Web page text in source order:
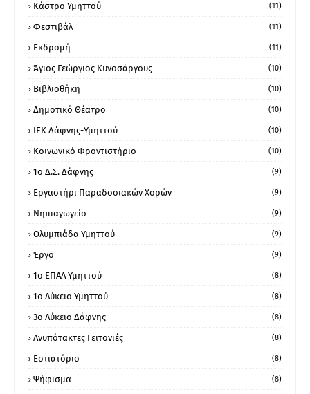
Κάστρο Υμηττού (11)
Φεστιβάλ (11)
Εκδρομή (11)
Άγιος Γεώργιος Κυνοσάργους (10)
Βιβλιοθήκη (10)
Δημοτικό Θέατρο (10)
ΙΕΚ Δάφνης-Υμηττού (10)
Κοινωνικό Φροντιστήριο (10)
1ο Δ.Σ. Δάφνης (9)
Εργαστήρι Παραδοσιακών Χορών (9)
Νηπιαγωγείο (9)
Ολυμπιάδα Υμηττού (9)
Έργο (9)
1o ΕΠΑΛ Υμηττού (8)
1ο Λύκειο Υμηττού (8)
3ο Λύκειο Δάφνης (8)
Ανυπότακτες Γειτονιές (8)
Εστιατόριο (8)
Ψήφισμα (8)